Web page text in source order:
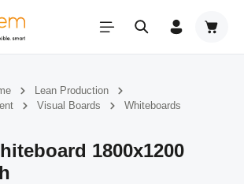
Lean Production
Visual Boards Whiteboards
1800x1200